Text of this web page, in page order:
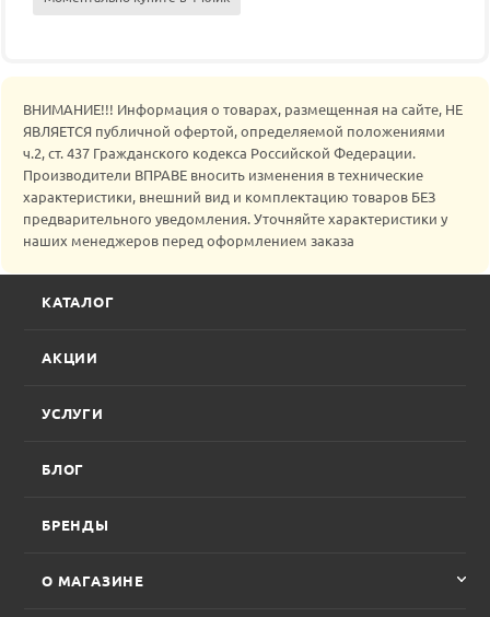
ВНИМАНИЕ!!! Информация о товарах, размещенная на сайте, НЕ
ЯВЛЯЕТСЯ публичной офертой, определяемой положениями
ч.2, ст. 437 Гражданского кодекса Российской Федерации.
Производители ВПРАВЕ вносить изменения в технические
характеристики, внешний вид и комплектацию товаров БЕЗ
предварительного уведомления. Уточняйте характеристики у
наших менеджеров перед оформлением заказа
КАТАЛОГ
АКЦИИ
УСЛУГИ
БЛОГ
БРЕНДЫ
О МАГАЗИНЕ